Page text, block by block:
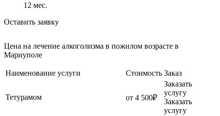
12 мес.
Оставить заявку
Цена на лечение алкоголизма в пожилом возрасте в
Мариуполе
Наименование услуги Стоимость Заказ
Тетурамом от 4 500₽
Заказать
услугу
Заказать
услугу